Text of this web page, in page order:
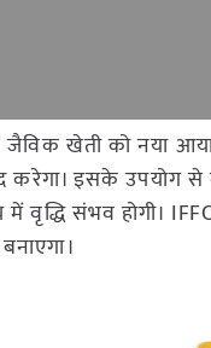
जैविक खेती को नया
इसके उपयोग
वृद्धि संभव होगी।